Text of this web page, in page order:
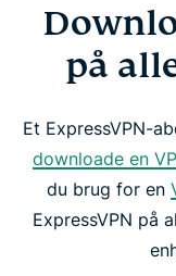
på
Et ExpressVPN-
downloade en
du brug for en
ExpressVPN på